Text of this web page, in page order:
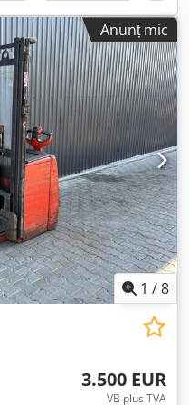
Anunț mic
1 /8
3.500 EUR
VB plus TVA